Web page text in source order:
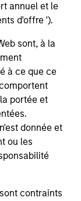
annuel et le
d'offre ').
sont, à la
à ce que ce
portée et
donnée et
ou les
contraints
funds and